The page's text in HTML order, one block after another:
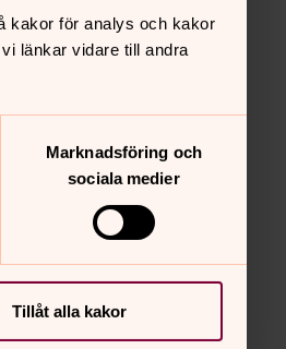
kakor för analys och kakor
länkar vidare till andra
Marknadsföring och
sociala medier
Tillåt alla kakor